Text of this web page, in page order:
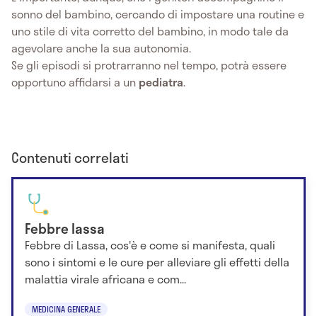
sonno del bambino, cercando di impostare una routine e
uno stile di vita corretto del bambino, in modo tale da
agevolare anche la sua autonomia.
Se gli episodi si protrarranno nel tempo, potrà essere
opportuno affidarsi a un pediatra.
Contenuti correlati
Febbre lassa
Febbre di Lassa, cos'è e come si manifesta, quali
sono i sintomi e le cure per alleviare gli effetti della
malattia virale africana e com...
MEDICINA GENERALE